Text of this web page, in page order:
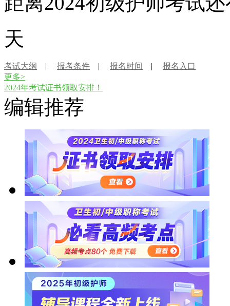
天
考试大纲 | 报考条件 | 报名时间 | 报名入口
更多>
2024年考试证书领取安排！
编辑推荐